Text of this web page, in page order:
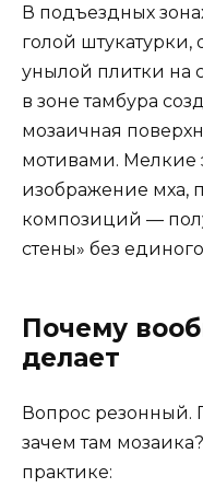
В подъездных
голой
унылой плитки на
в зоне тамбура
мозаичная
мотивами. Мелкие
изображение мха,
композиций —
стены» без
Почему
делает
Вопрос резонный.
зачем там
практике: